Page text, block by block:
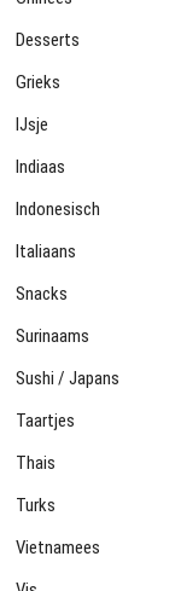
Desserts
Grieks
IJsje
Indiaas
Indonesisch
Italiaans
Snacks
Surinaams
Sushi / Japans
Taartjes
Thais
Turks
Vietnamees